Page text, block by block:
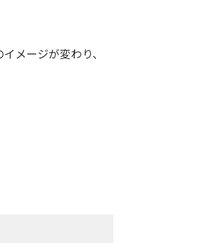
メージが変わり、